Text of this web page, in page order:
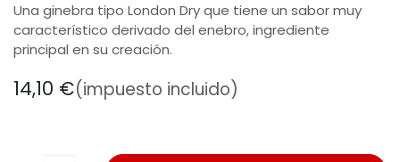
Una ginebra tipo London Dry que tiene un sabor muy
característico derivado del enebro, ingrediente
principal en su creación.
14,10 €(impuesto incluido)